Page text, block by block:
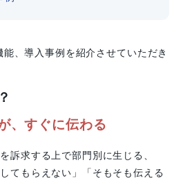
、導入事例を紹介させていただき
、すぐに伝わる
訴求する上で部門別に生じる、
てもらえない」「そもそも伝える